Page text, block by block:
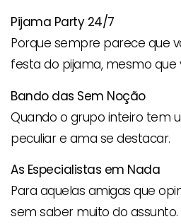
Pijama Party 24/7
Porque sempre parece que
festa do pijama, mesmo que
Bando das Sem Noção
Quando o grupo inteiro tem
peculiar e ama se destacar.
As Especialistas em Nada
Para aquelas amigas que
sem saber muito do assunto.